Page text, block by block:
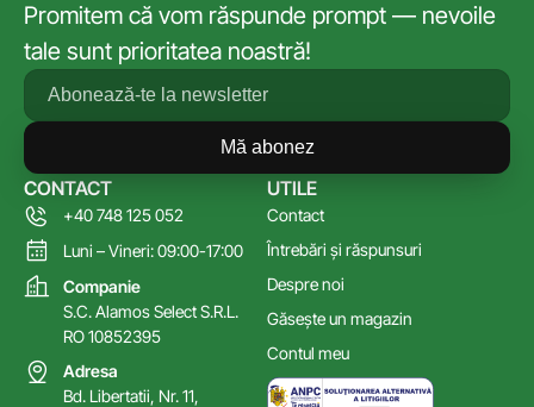
Promitem că vom răspunde prompt — nevoile
tale sunt prioritatea noastră!
Mă abonez
UTILE
Contact
Întrebări și răspunsuri
Despre noi
Găsește un magazin
Contul meu
CONTACT
+40 748 125 052
Luni – Vineri: 09:00-17:00
Companie
S.C. Alamos Select S.R.L.
RO 10852395
Adresa
Bd. Libertatii, Nr. 11,